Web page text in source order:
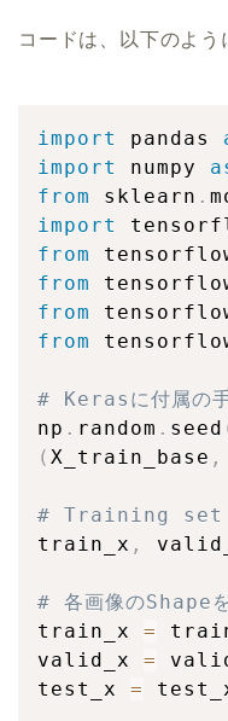
コードは、以下のよう
import pandas
import
numpy
from
sklearn .
import
from
from
from
from
# Kerasに付属の手
np . random . seed
( X_train_base ,
# Training set を
train_x ,
# 各画像のShape
train_x =
valid_x =
test_x =